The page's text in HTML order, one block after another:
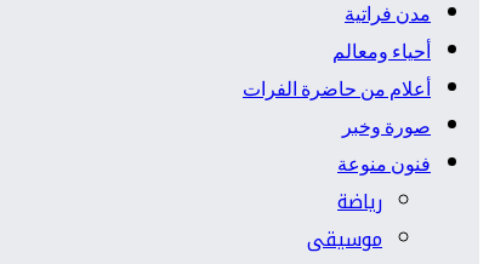
مدن فراتية
أحياء ومعالم
أعلام من حاضرة الفرات
صورة وخبر
فنون منوعة
رياضة
موسيقى